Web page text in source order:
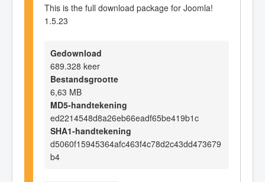
This is the full download package for Joomla!
1.5.23
Gedownload
689.328 keer
Bestandsgrootte
6,63 MB
MD5-handtekening
ed2214548d8a26eb66eadf65be419b1c
SHA1-handtekening
d5060f15945364afc463f4c78d2c43dd473679
b4